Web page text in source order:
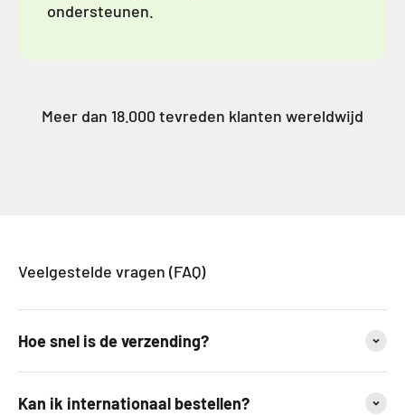
ondersteunen.
Meer dan 18.000 tevreden klanten wereldwijd
Veelgestelde vragen (FAQ)
Hoe snel is de verzending?
Kan ik internationaal bestellen?